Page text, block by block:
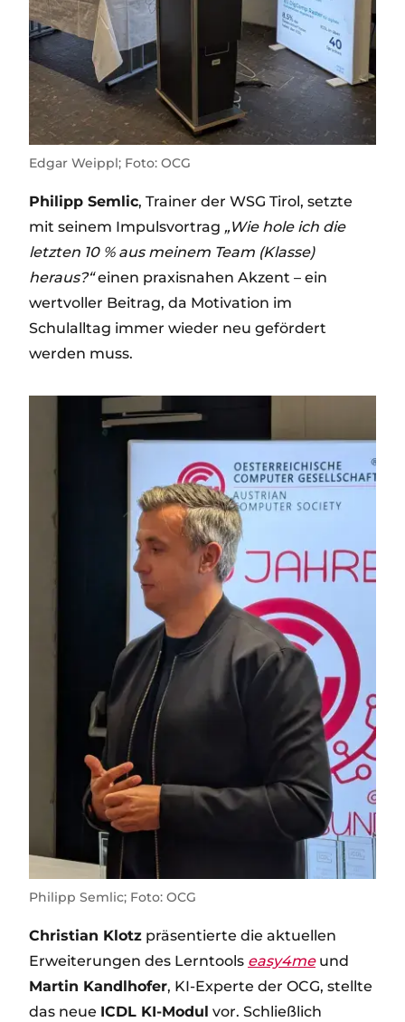
Edgar Weippl; Foto: OCG
Philipp Semlic, Trainer der WSG Tirol, setzte
mit seinem Impulsvortrag „Wie hole ich die
letzten 10 % aus meinem Team (Klasse)
heraus?“einen praxisnahen Akzent – ein
wertvoller Beitrag, da Motivation im
Schulalltag immer wieder neu gefördert
werden muss.
Philipp Semlic; Foto: OCG
Christian Klotz präsentierte die aktuellen
Erweiterungen des Lerntools easy4meund
Martin Kandlhofer, KI-Experte der OCG, stellte
das neue ICDL KI-Modul vor. Schließlich